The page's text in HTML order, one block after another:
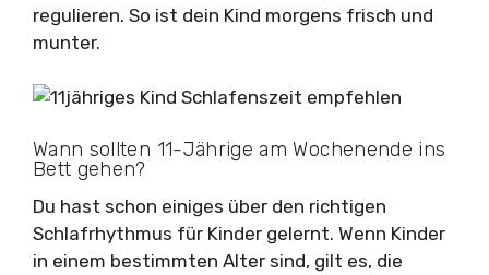
regulieren. So ist dein Kind morgens frisch und
munter.
Wann sollten 11-Jährige am Wochenende ins
Bett gehen?
Du hast schon einiges über den richtigen
Schlafrhythmus für Kinder gelernt. Wenn Kinder
in einem bestimmten Alter sind, gilt es, die